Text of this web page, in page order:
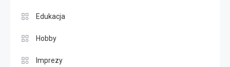
Edukacja
Hobby
Imprezy